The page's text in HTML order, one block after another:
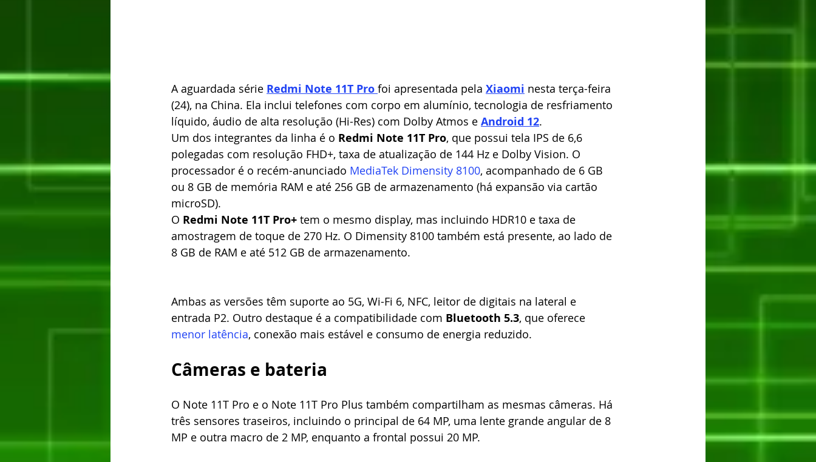
A aguardada série Redmi Note 11T Pro foi apresentada pela Xiaomi nesta terça-feira
(24), na China. Ela inclui telefones com corpo em alumínio, tecnologia de resfriamento
líquido, áudio de alta resolução (Hi-Res) com Dolby Atmos e Android 12.
Um dos integrantes da linha é o Redmi Note 11T Pro, que possui tela IPS de 6,6
polegadas com resolução FHD+, taxa de atualização de 144 Hz e Dolby Vision. O
processador é o recém-anunciado MediaTek Dimensity 8100, acompanhado de 6 GB
ou 8 GB de memória RAM e até 256 GB de armazenamento (há expansão via cartão
microSD).
O Redmi Note 11T Pro+ tem o mesmo display, mas incluindo HDR10 e taxa de
amostragem de toque de 270 Hz. O Dimensity 8100 também está presente, ao lado de
8 GB de RAM e até 512 GB de armazenamento.
Ambas as versões têm suporte ao 5G, Wi-Fi 6, NFC, leitor de digitais na lateral e
entrada P2. Outro destaque é a compatibilidade com Bluetooth 5.3, que oferece
menor latência, conexão mais estável e consumo de energia reduzido.
Câmeras e bateria
O Note 11T Pro e o Note 11T Pro Plus também compartilham as mesmas câmeras. Há
três sensores traseiros, incluindo o principal de 64 MP, uma lente grande angular de 8
MP e outra macro de 2 MP, enquanto a frontal possui 20 MP.